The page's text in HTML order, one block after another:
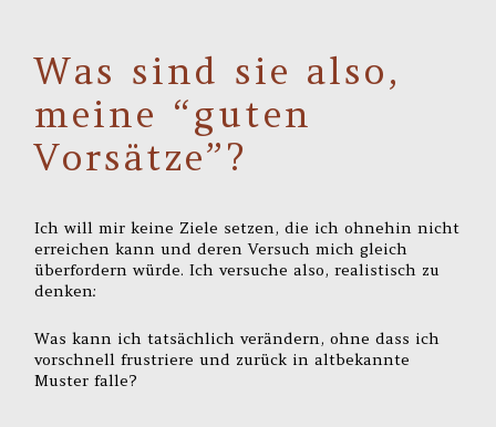
Was sind sie also,
meine “guten
Vorsätze”?
Ich will mir keine Ziele setzen, die ich ohnehin nicht
erreichen kann und deren Versuch mich gleich
überfordern würde. Ich versuche also, realistisch zu
denken:
Was kann ich tatsächlich verändern, ohne dass ich
vorschnell frustriere und zurück in altbekannte
Muster falle?